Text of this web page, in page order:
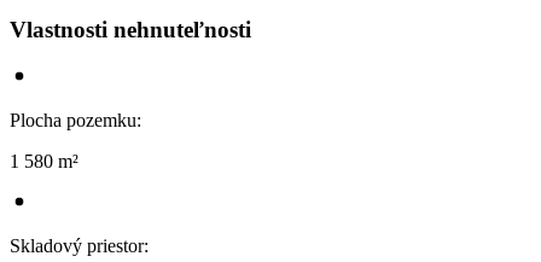
Vlastnosti nehnuteľnosti
Plocha pozemku:
1 580 m²
Skladový priestor: